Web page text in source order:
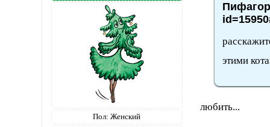
Пол: Женский
этими
любить...